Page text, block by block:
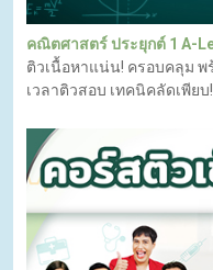
คณิตศาสตร์ ประยุกต์ 1 A-
ติวเนื้อหาแน่น! ครอบคลุม พ
เวลาติวสอบ เทคนิคลัดเพียบ!